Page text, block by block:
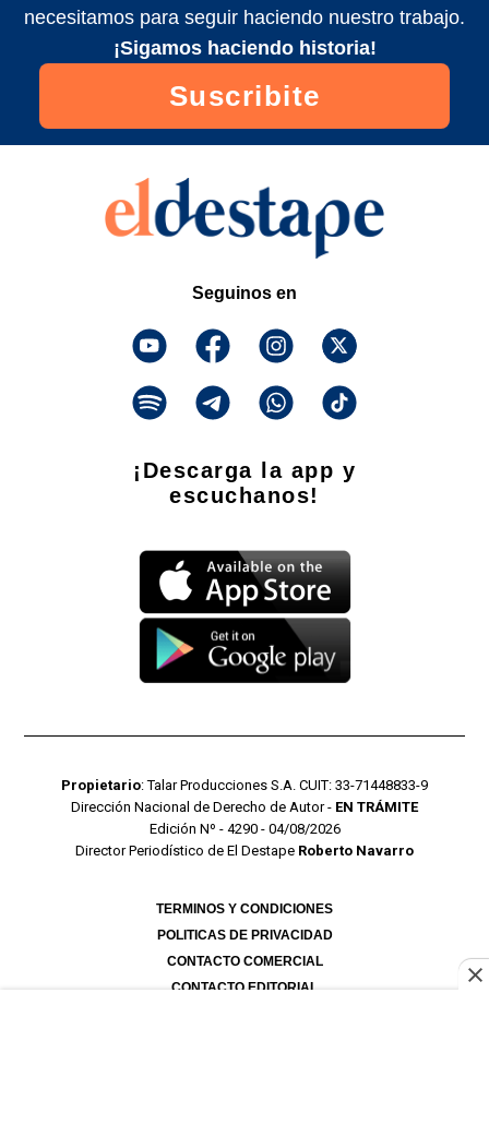
necesitamos para seguir haciendo nuestro trabajo.
¡Sigamos haciendo historia!
Suscribite
Seguinos en
¡Descarga la app y
escuchanos!
Propietario: Talar Producciones S.A. CUIT: 33-71448833-9
Dirección Nacional de Derecho de Autor - EN TRÁMITE
Edición Nº - 4290 - 04/08/2026
Director Periodístico de El Destape Roberto Navarro
TERMINOS Y CONDICIONES
POLITICAS DE PRIVACIDAD
CONTACTO COMERCIAL
CONTACTO EDITORIAL